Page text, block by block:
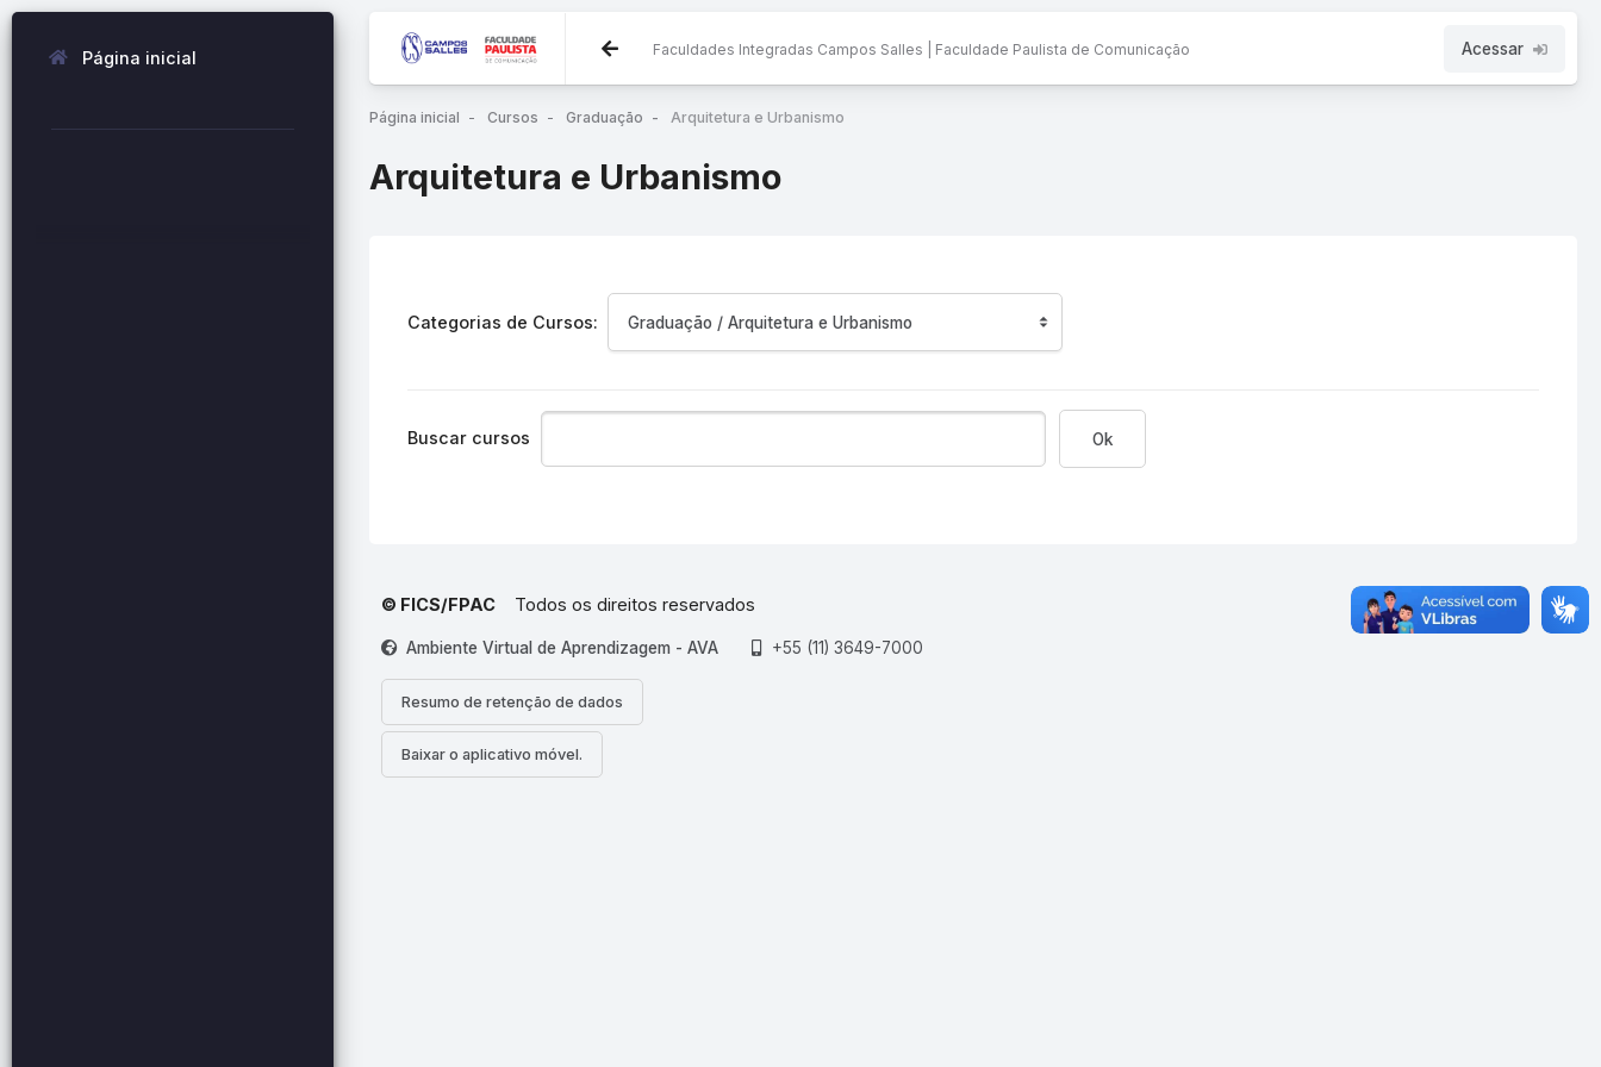
Ir para o conteúdo principal
Faculdades Integradas Campos Salles | Faculdade Paulista de Comunicação Acessar
Página inicial Cursos Graduação Arquitetura e Urbanismo
Arquitetura e Urbanismo
Categorias de Cursos:
Buscar cursos Ok
Página inicial
© FICS/FPAC Todos os direitos reservados
Ambiente Virtual de Aprendizagem - AVA +55 (11) 3649-7000
Resumo de retenção de dados
Baixar o aplicativo móvel.